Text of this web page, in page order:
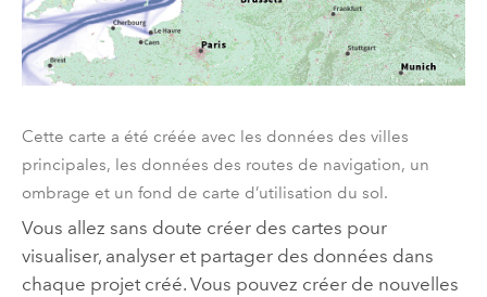
Cette carte a été créée avec les données des villes
principales, les données des routes de navigation, un
ombrage et un fond de carte d’utilisation du sol.
Vous allez sans doute créer des cartes pour
visualiser, analyser et partager des données dans
chaque projet créé. Vous pouvez créer de nouvelles